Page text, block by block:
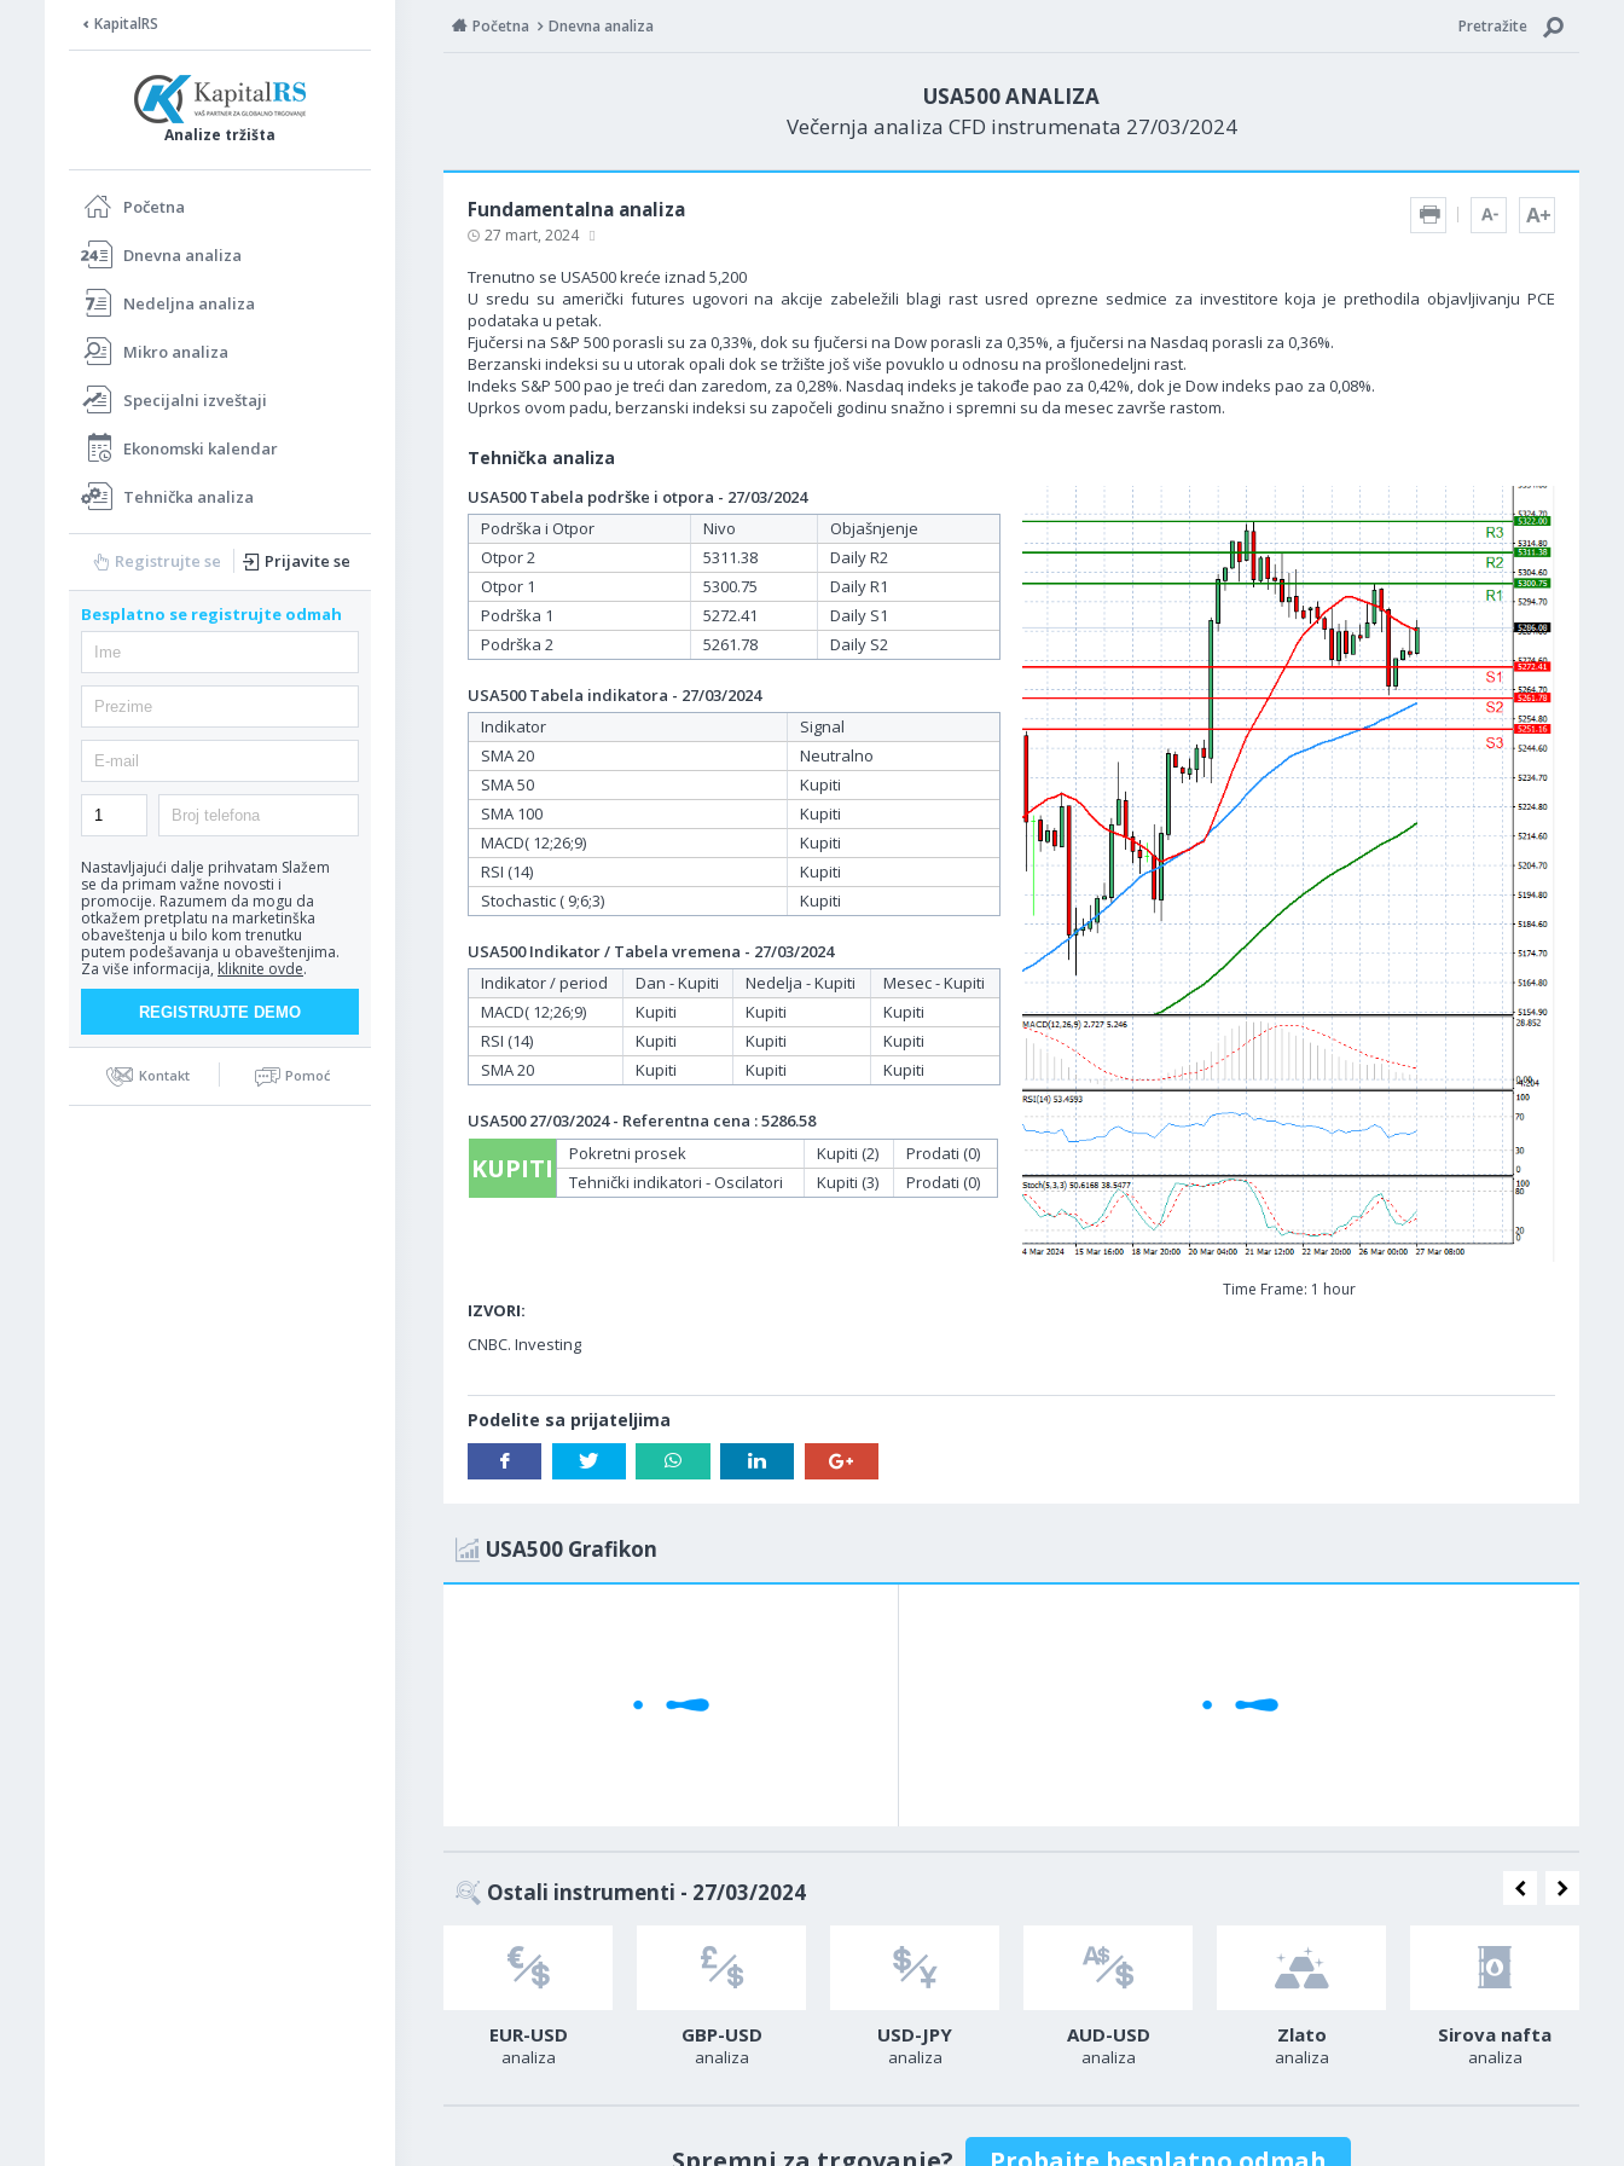
KapitalRS
Analize tržišta
Početna
Dnevna analiza
Nedeljna analiza
Mikro analiza
Specijalni izveštaji
Ekonomski kalendar
Tehnička analiza
Registrujte se Prijavite se
Besplatno se registrujte odmah
Nastavljajući dalje prihvatam Slažem
se da primam važne novosti i
promocije. Razumem da mogu da
otkažem pretplatu na marketinška
obaveštenja u bilo kom trenutku
putem podešavanja u obaveštenjima.
Za više informacija, kliknite ovde.
Kontakt Pomoć
Početna Dnevna analiza Pretražite
USA500 ANALIZA
Večernja analiza CFD instrumenata 27/03/2024
Fundamentalna analiza
27 mart, 2024
Trenutno se USA500 kreće iznad 5,200
U sredu su američki futures ugovori na akcije zabeležili blagi rast usred oprezne sedmice za investitore koja je prethodila objavljivanju PCE
podataka u petak.
Fjučersi na S&P 500 porasli su za 0,33%, dok su fjučersi na Dow porasli za 0,35%, a fjučersi na Nasdaq porasli za 0,36%.
Berzanski indeksi su u utorak opali dok se tržište još više povuklo u odnosu na prošlonedeljni rast.
Indeks S&P 500 pao je treći dan zaredom, za 0,28%. Nasdaq indeks je takođe pao za 0,42%, dok je Dow indeks pao za 0,08%.
Uprkos ovom padu, berzanski indeksi su započeli godinu snažno i spremni su da mesec završe rastom.
Tehnička analiza
Time Frame: 1 hour
USA500 Tabela podrške i otpora - 27/03/2024
Podrška i Otpor
Nivo
Objašnjenje
Otpor 2
5311.38
Daily R2
Otpor 1
5300.75
Daily R1
Podrška 1
5272.41
Daily S1
Podrška 2
5261.78 Daily S2
USA500 Tabela indikatora - 27/03/2024
Indikator
Signal
SMA 20
Neutralno
SMA 50
Kupiti
SMA 100
Kupiti
MACD( 12;26;9)
Kupiti
RSI (14)
Kupiti
Stochastic ( 9;6;3)
Kupiti
USA500 Indikator / Tabela vremena - 27/03/2024
Indikator / period
Dan - Kupiti Nedelja - Kupiti
Mesec - Kupiti
MACD( 12;26;9)
Kupiti Kupiti
Kupiti
RSI (14)
Kupiti Kupiti
Kupiti
SMA 20
Kupiti Kupiti Kupiti
USA500 27/03/2024 - Referentna cena : 5286.58
KUPITI Pokretni prosek Kupiti (2)
Prodati (0)
Tehnički indikatori - Oscilatori
Kupiti (3) Prodati (0)
IZVORI:
CNBC. Investing
Podelite sa prijateljima
USA500 Grafikon
Ostali instrumenti - 27/03/2024
EUR-USD
analiza
GBP-USD
analiza
USD-JPY
analiza
AUD-USD
analiza
Zlato
analiza
Sirova nafta
analiza